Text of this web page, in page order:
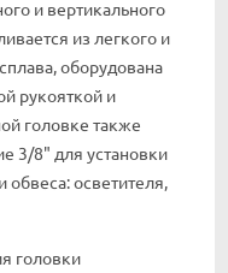
и вертикального
из легкого и
оборудована
рукояткой и
головке также
3/8" для установки
обвеса: осветителя,
головки